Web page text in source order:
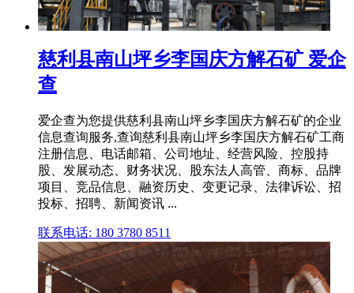
慈利县南山坪乡李国庆方解石矿 爱企
查
爱企查为您提供慈利县南山坪乡李国庆方解石矿的企业
信息查询服务,查询慈利县南山坪乡李国庆方解石矿工商
注册信息、电话邮箱、公司地址、经营风险、控股持
股、发展动态、财务状况、股东法人高管、商标、品牌
项目、竞品信息、融资历史、变更记录、法律诉讼、招
投标、招聘、新闻资讯 ...
联系电话: 180 3780 8511